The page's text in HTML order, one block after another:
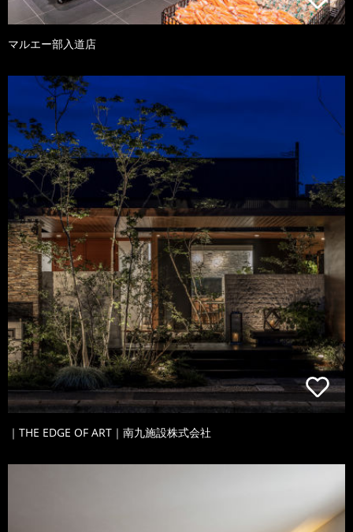
マルエー部入道店
｜THE EDGE OF ART｜南九施設株式会社